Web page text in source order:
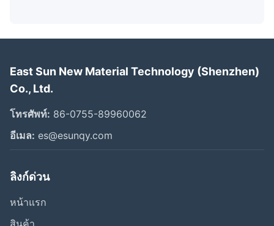
East Sun New Material Technology (Shenzhen)
Co., Ltd.
โทรศัพท์: 86-0755-89960062
อีเมล: es@esunqy.com
ลิงก์ด่วน
หน้าแรก